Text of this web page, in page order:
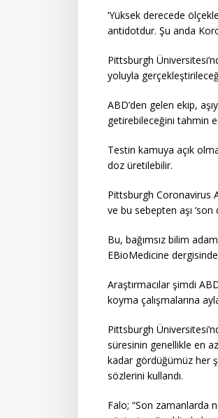
‘Yüksek derecede
antidotdur. Şu anda
Pittsburgh
yoluyla
ABD’den gelen ekip,
getirebileceğini tahmin
Testin kamuya açık
doz üretilebilir.
Pittsburgh Coronavirus
ve bu sebepten aşı
Bu, bağımsız bilim
EBioMedicine dergisinde
Araştırmacılar şimdi
koyma çalışmalarına
Pittsburgh
süresinin genellikle en
kadar gördüğümüz her
sözlerini kullandı.
Falo; “Son zamanlarda